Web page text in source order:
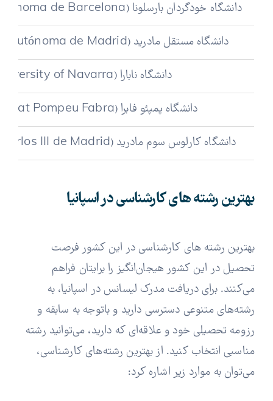
دانشگاه خودگردان بارسلونا (Universitat Autònoma de Barcelona)
دانشگاه مستقل مادرید (Universidad Autónoma de Madrid)
دانشگاه نابارا (University of Navarra)
دانشگاه پمپئو فابرا (Universitat Pompeu Fabra)
دانشگاه کارلوس سوم مادرید (Universidad Carlos III de Madrid)
بهترین رشته های کارشناسی در اسپانیا
بهترین رشته های کارشناسی در این کشور فرصت
تحصیل در این کشور هیجان‌انگیز را برایتان فراهم
می‌کنند. برای دریافت مدرک لیسانس در اسپانیا، به
رشته‌های متنوعی دسترسی دارید و باتوجه به سابقه و
رزومه تحصیلی خود و علاقه‌ای که دارید، می‌توانید رشته
مناسبی انتخاب کنید. از بهترین رشته‌های کارشناسی،
می‌توان به موارد زیر اشاره کرد: